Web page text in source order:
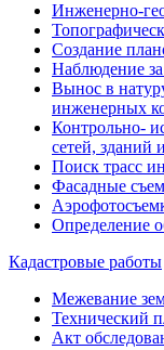
Инженерно-
Создание
Наблюдение
Вынос в
инженерных
Контрольно-
сетей, зданий
Поиск трасс
Фасадные
Определение
Кадастровые работы
Межевание
Технический
Акт